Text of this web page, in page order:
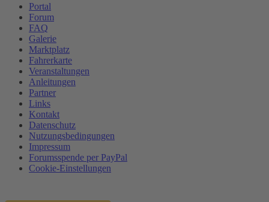
Portal
Forum
FAQ
Galerie
Marktplatz
Fahrerkarte
Veranstaltungen
Anleitungen
Partner
Links
Kontakt
Datenschutz
Nutzungsbedingungen
Impressum
Forumsspende per PayPal
Cookie-Einstellungen